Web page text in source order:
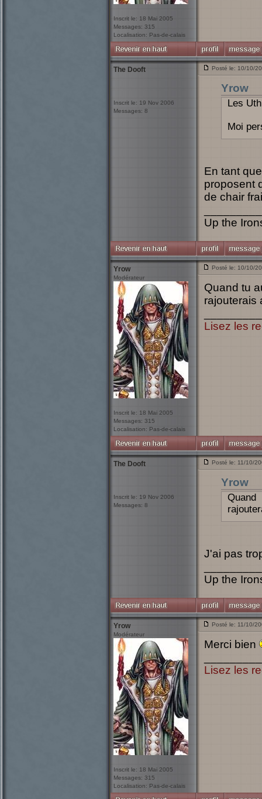
Inscrit le: 18 Mai 2005
Messages: 315
Localisation: Pas-de-calais
The Dooft
Inscrit le: 19 Nov 2006
Messages: 8
Posté le: 10/10/
Yrow
Les
Moi
En tant
proposent
de chair
Up the
Yrow
Modérateur
Inscrit le: 18 Mai 2005
Messages: 315
Localisation: Pas-de-calais
Posté le: 10/10/
Quand tu
rajouterais
Lisez les
The Dooft
Inscrit le: 19 Nov 2006
Messages: 8
Posté le: 11/10/
Yrow
J'ai pas
Up the
Yrow
Modérateur
Inscrit le: 18 Mai 2005
Messages: 315
Localisation: Pas-de-calais
Posté le: 11/10/
Merci bien
Lisez les